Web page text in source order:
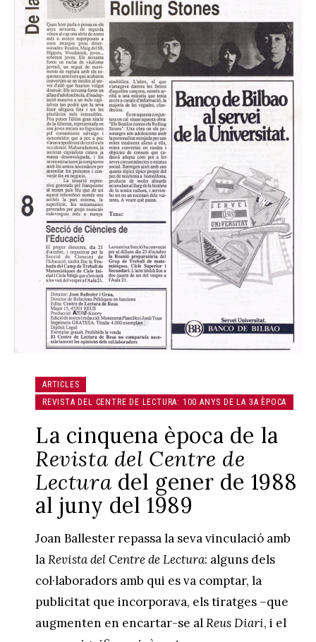
ARTICLES
REVISTA DEL CENTRE DE LECTURA: 100 ANYS DE LA 3A ÈPOCA
La cinquena època de la
Revista del Centre de
Lecturadel gener de 1988
al juny del 1989
Joan Ballester repassa la seva vinculació amb
laRevista del Centre de Lectura: alguns dels
col·laboradors amb qui es va comptar, la
publicitat que incorporava, els tiratges –que
augmenten en encartar-se alReus Diari, i el